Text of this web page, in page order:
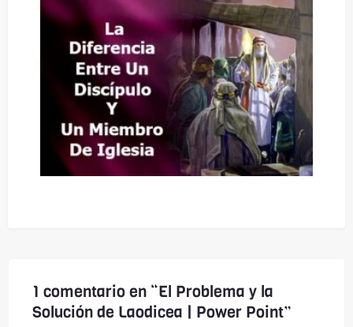
1 comentario en “El Problema y la
Solución de Laodicea | Power Point”